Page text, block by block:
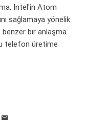
Intel'in Atom
sağlamaya yönelik
benzer bir anlaşma
telefon üretime